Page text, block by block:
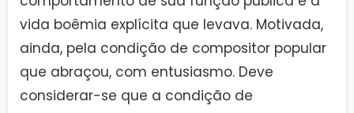
vida boêmia explícita que levava. Motivada,
ainda, pela condição de compositor popular
que abraçou, com entusiasmo. Deve
considerar-se que a condição de